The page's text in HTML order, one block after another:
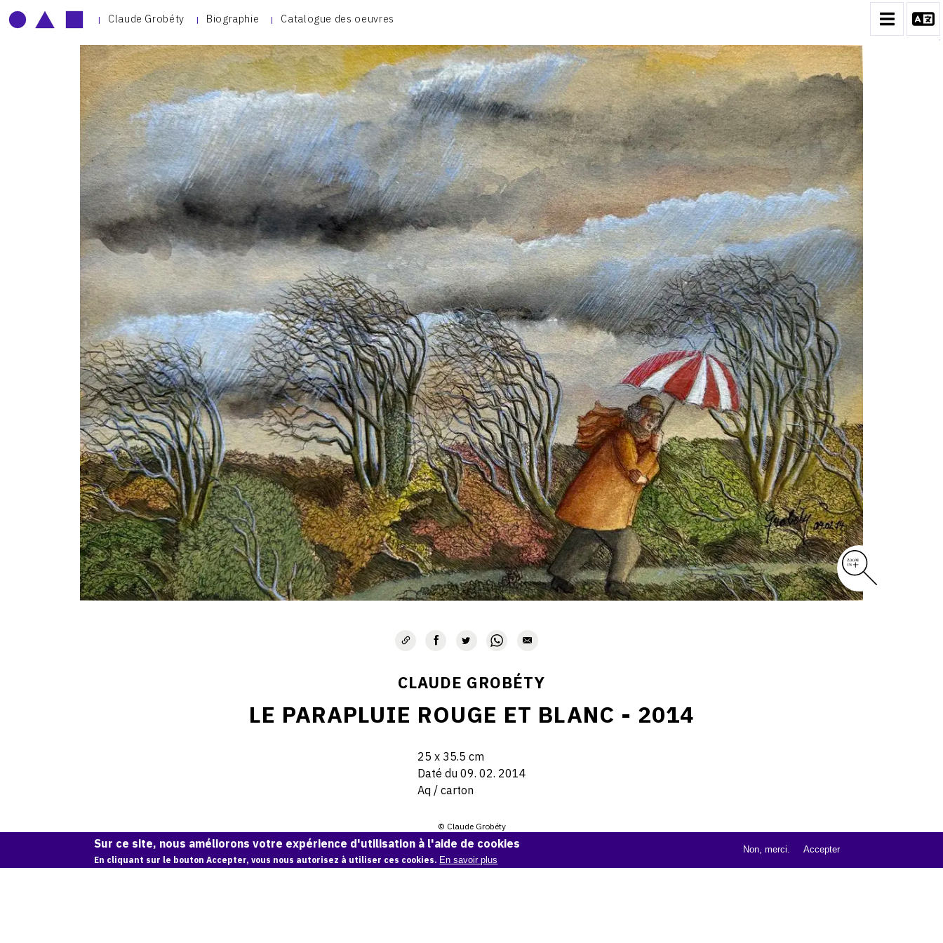
Claude Grobéty Biographie Catalogue des oeuvres
CONTACT
CLAUDE GROBÉTY
LE PARAPLUIE ROUGE ET BLANC - 2014
25 x 35.5 cm
Daté du 09. 02. 2014
Aq / carton
© Claude Grobéty
Demande d'information
Sur ce site, nous améliorons votre expérience d'utilisation à l'aide de cookies
En cliquant sur le bouton Accepter, vous nous autorisez à utiliser ces cookies. En savoir plus
Non, merci. Accepter